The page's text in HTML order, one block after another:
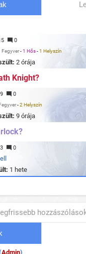
0
Fegyver-1 Hős-1 Helyszín
2 órája
Knight?
0
-2 Helyszín
9 órája
0
1 hete
Admin)